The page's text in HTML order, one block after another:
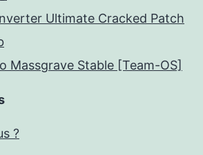
Ultimate Cracked Patch
Massgrave Stable [Team-OS]
?